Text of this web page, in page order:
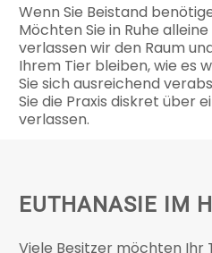
Wenn Sie Beistand
Möchten Sie in Ruhe
verlassen wir den Raum
Ihrem Tier bleiben, wie es
Sie sich ausreichend
Sie die Praxis diskret über
verlassen.
EUTHANASIE IM
Viele Besitzer möchten Ihr